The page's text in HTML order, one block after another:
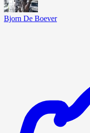
Bjorn De Boever